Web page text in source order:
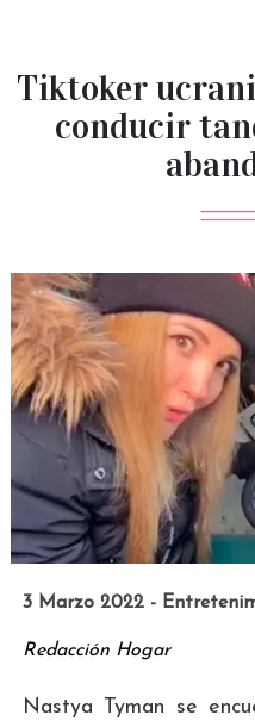
Tiktoker
conducir
3 Marzo 2022 -
Redacción Hogar
Nastya Tyman se